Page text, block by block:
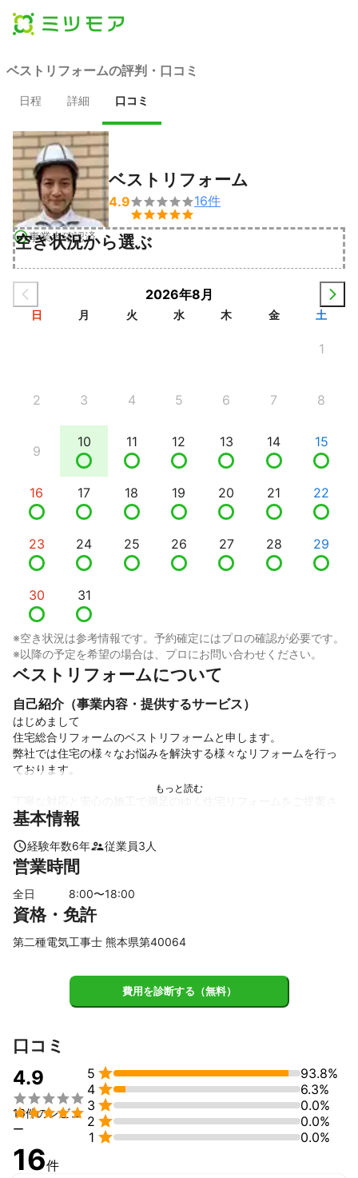
ベストリフォームの評判・口コミ
日程 詳細 口コミ
事業者確認済
ベストリフォーム
4.9

16件
空き状況から選ぶ
2026年8月
日 月 火 水 木 金 土
1
2 3 4 5 6 7 8
9
10 11 12 13 14 15
16 17 18 19 20 21 22
23 24 25 26 27 28 29
30 31
※空き状況は参考情報です。予約確定にはプロの確認が必要です。
※以降の予定を希望の場合は、プロにお問い合わせください。
ベストリフォームについて
自己紹介（事業内容・提供するサービス）
はじめまして
住宅総合リフォームのベストリフォームと申します。
弊社では住宅の様々なお悩みを解決する様々なリフォームを行っ
ております。
せていただいております。
基本情報
経験年数6年 従業員3 人
営業時間
全日 8:00〜18:00
資格・免許
第二種電気工事士 熊本県第40064
費用を診断する（無料）
口コミ
4.9


16件のレビュ
ー
5 
93.8%
4 
6.3%
3 
0.0%
2 
0.0%
1  0.0%
16件